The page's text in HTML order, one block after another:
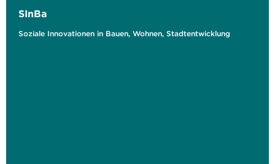
SInBa
Soziale Innovationen in Bauen, Wohnen, Stadtentwicklung